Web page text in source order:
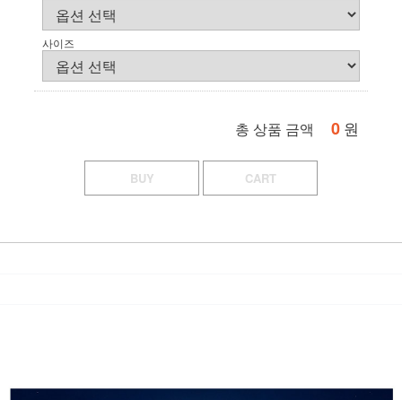
사이즈
총 상품 금액 0 원
BUY CART